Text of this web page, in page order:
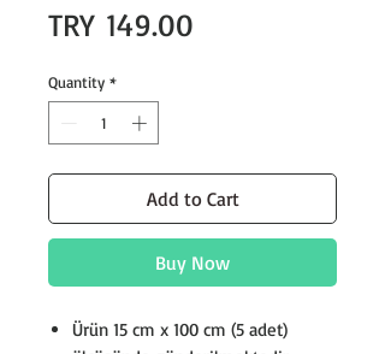
TRY 149.00
Quantity *
Add to Cart
Buy Now
Ürün 15 cm x 100 cm (5 adet)